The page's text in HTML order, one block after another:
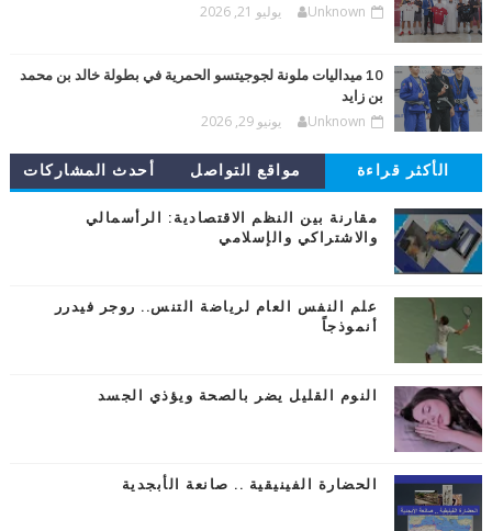
Unknown يوليو 21, 2026
10 ميداليات ملونة لجوجيتسو الحمرية في بطولة خالد بن محمد
بن زايد
Unknown يونيو 29, 2026
الأكثر قراءة مواقع التواصل أحدث المشاركات
مقارنة بين النظم الاقتصادية: الرأسمالي
والاشتراكي والإسلامي
علم النفس العام لرياضة التنس.. روجر فيدرر
أنموذجاً
النوم القليل يضر بالصحة ويؤذي الجسد
الحضارة الفينيقية .. صانعة الأبجدية